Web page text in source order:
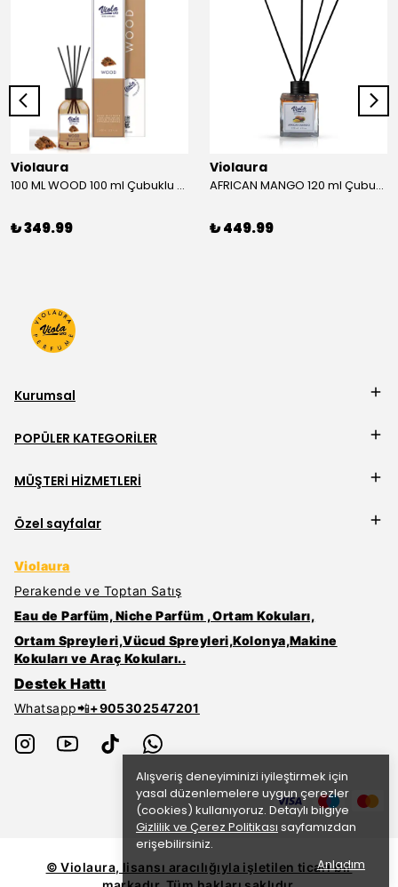
Alışveriş deneyiminizi iyileştirmek için
yasal düzenlemelere uygun çerezler
(cookies) kullanıyoruz. Detaylı bilgiye
Gizlilik ve Çerez Politikası sayfamızdan
erişebilirsiniz.
Anladım
Violaura
100 ML WOOD 100 ml Çubuklu Oda Kokusu
₺ 349.99
Violaura
AFRICAN MANGO 120 ml Çubuklu Oda Kokusu
₺ 449.99
Kurumsal
POPÜLER KATEGORİLER
MÜŞTERİ HİZMETLERİ
Özel sayfalar
Violaura
Perakende ve Toptan Satış
Eau de Parfüm, Niche Parfüm , Ortam Kokuları,
Ortam Spreyleri,Vücud Spreyleri,Kolonya,Makine
Kokuları ve Araç Kokuları..
Destek Hattı
Whatsapp📲+905302547201
© Violaura, lisansı aracılığıyla işletilen ticari bir